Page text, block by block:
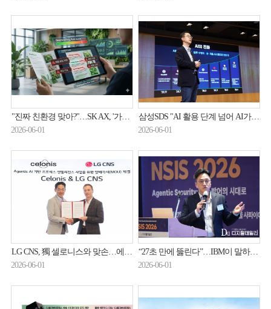
"진짜 친환경 맞아?"…SK AX, '가짜 광고' 잡는 AI 내놨다
2026-06-01
삼성SDS "AI 활용 단계 넘어 AI가 직접 실행하는 시대"
2026-06-01
LG CNS, 獨 셀로니스와 맞손…에이전틱 AI 기반 프로세스 혁신
2026-06-01
“27초 만에 뚫린다”…IBM이 말하는 에이전틱 AI 시대 ‘자율 보안’
2026-06-01